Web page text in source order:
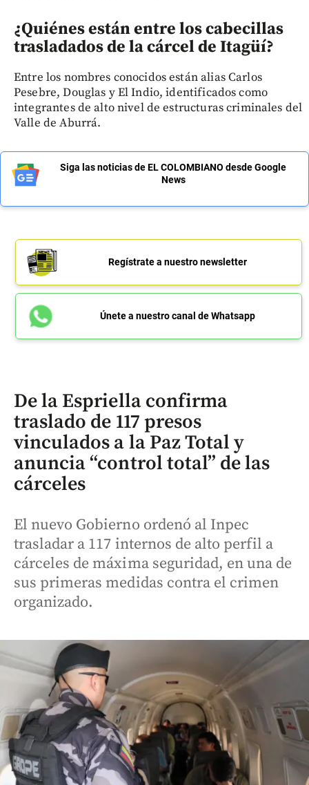
¿Quiénes están entre los cabecillas
trasladados de la cárcel de Itagüí?
Entre los nombres conocidos están alias Carlos
Pesebre, Douglas y El Indio, identificados como
integrantes de alto nivel de estructuras criminales del
Valle de Aburrá.
Siga las noticias de EL COLOMBIANO desde Google
News
Regístrate a nuestro newsletter
Únete a nuestro canal de Whatsapp
De la Espriella confirma
traslado de 117 presos
vinculados a la Paz Total y
anuncia “control total” de las
cárceles
El nuevo Gobierno ordenó al Inpec
trasladar a 117 internos de alto perfil a
cárceles de máxima seguridad, en una de
sus primeras medidas contra el crimen
organizado.